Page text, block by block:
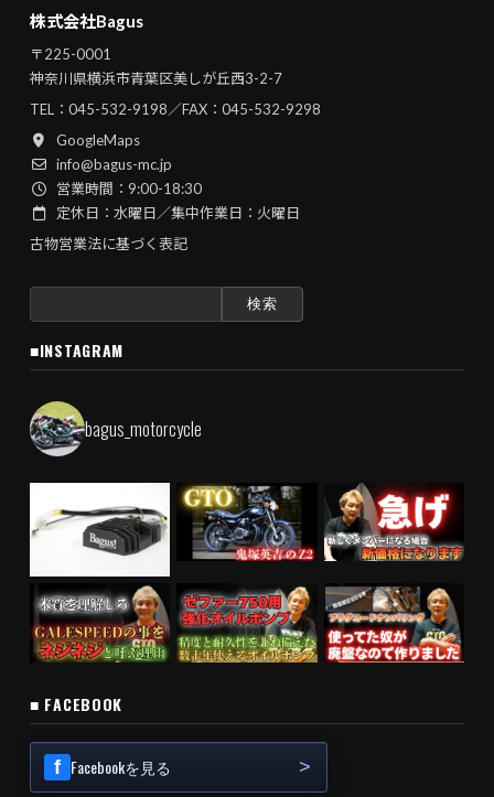
株式会社Bagus
〒225-0001
神奈川県横浜市青葉区美しが丘西3-2-7
TEL： 045-532-9198／FAX：045-532-9298
GoogleMaps
info@bagus-mc.jp
営業時間：9:00-18:30
定休日：水曜日／集中作業日：火曜日
古物営業法に基づく表記
■INSTAGRAM
bagus_motorcycle
■ FACEBOOK
Facebookを見る